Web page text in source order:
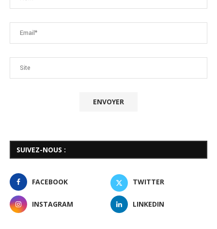
SUIVEZ-NOUS :
FACEBOOK TWITTER
INSTAGRAM LINKEDIN